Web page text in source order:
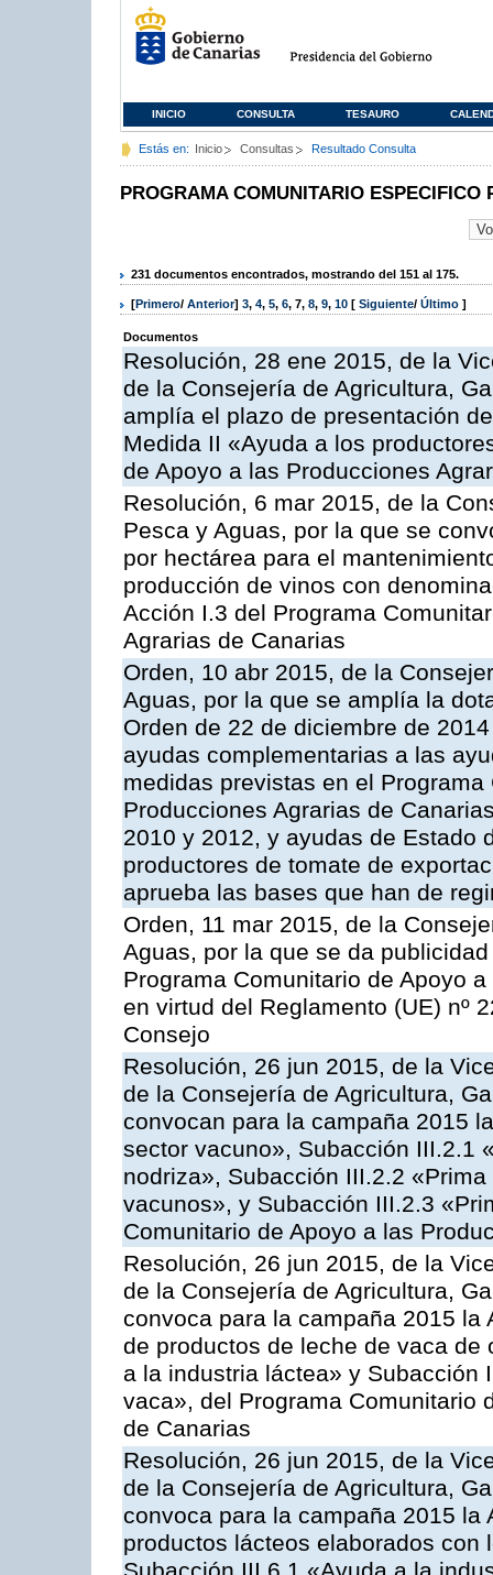
INICIO CONSULTA TESAURO
Estás en: Inicio Consultas Resultado Consulta
PROGRAMA COMUNITARIO ESPECIFICO
231 documentos encontrados, mostrando del 151 al 175.
[Primero/ Anterior] 3, 4, 5, 6, 7, 8, 9, 10 [ Siguiente/ Último ]
Documentos
Resolución, 28 ene 2015, de la
de la Consejería de Agricultura,
amplía el plazo de presentación
Medida II «Ayuda a los
de Apoyo a las Producciones
Resolución, 6 mar 2015, de la
Pesca y Aguas, por la que se
por hectárea para el
producción de vinos con
Acción I.3 del Programa
Agrarias de Canarias
Orden, 10 abr 2015, de la
Aguas, por la que se amplía la
Orden de 22 de diciembre de
ayudas complementarias a las
medidas previstas en el
Producciones Agrarias de
2010 y 2012, y ayudas de Estado
productores de tomate de
aprueba las bases que han de
Orden, 11 mar 2015, de la
Aguas, por la que se da
Programa Comunitario de Apoyo
en virtud del Reglamento (UE) nº
Consejo
Resolución, 26 jun 2015, de la
de la Consejería de Agricultura,
convocan para la campaña 2015
sector vacuno», Subacción III.2.1
nodriza», Subacción III.2.2
vacunos», y Subacción III.2.3
Comunitario de Apoyo a las
Resolución, 26 jun 2015, de la
de la Consejería de Agricultura,
convoca para la campaña 2015
de productos de leche de vaca
a la industria láctea» y Subacción
vaca», del Programa Comunitario
de Canarias
Resolución, 26 jun 2015, de la
de la Consejería de Agricultura,
convoca para la campaña 2015
productos lácteos elaborados